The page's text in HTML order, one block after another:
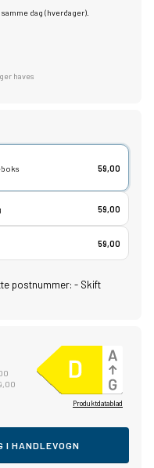
dag (hverdager).
haves
59,00
59,00
59,00
postnummer: - Skift
Produktdatablad
I HANDLEVOGN